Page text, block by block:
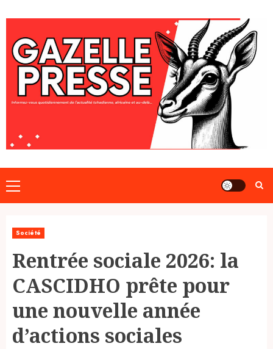
to
content
Primary
Menu
Société
Rentrée sociale 2026: la
CASCIDHO prête pour
une nouvelle année
d’actions sociales